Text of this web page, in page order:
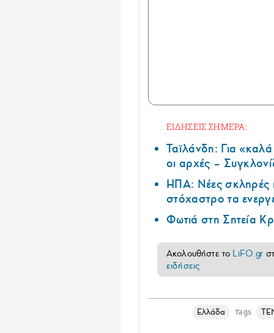
ΕΙΔΗΣΕΙΣ ΣΗΜΕΡΑ:
Ταϊλάνδη: Για
οι αρχές –
ΗΠΑ: Nέες σκληρές
στόχαστρο τα
Φωτιά στη Σητεία
Ακολουθήστε το LiFO.gr
ειδήσεις
Ελλάδα Tags